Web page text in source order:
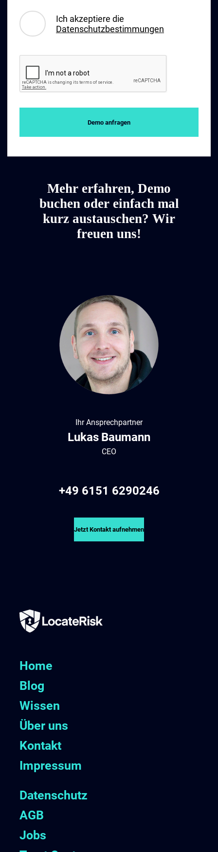
Ich akzeptiere die
Datenschutzbestimmungen
Demo anfragen
Mehr erfahren, Demo
buchen oder einfach mal
kurz austauschen? Wir
freuen uns!
Ihr Ansprechpartner
Lukas Baumann
CEO
+49 6151 6290246
Jetzt Kontakt aufnehmen
Home
Blog
Wissen
Über uns
Kontakt
Impressum
Datenschutz
AGB
Jobs